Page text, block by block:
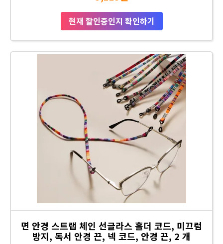
현재 할인중인지 확인하기
면 안경 스트랩 체인 선글라스 홀더 코드, 미끄럼
방지, 독서 안경 끈, 넥 코드, 안경 끈, 2 개